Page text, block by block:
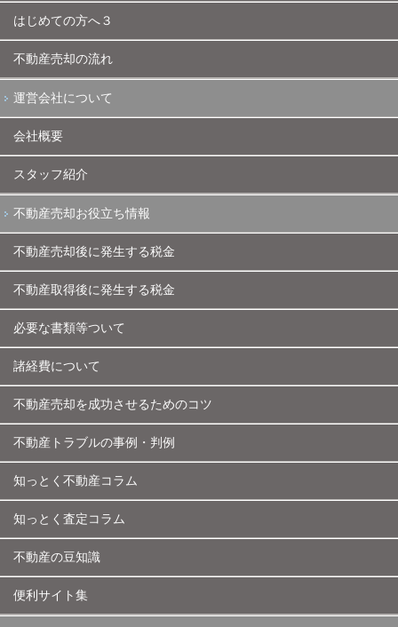
はじめての方へ３
不動産売却の流れ
運営会社について
会社概要
スタッフ紹介
不動産売却お役立ち情報
不動産売却後に発生する税金
不動産取得後に発生する税金
必要な書類等ついて
諸経費について
不動産売却を成功させるためのコツ
不動産トラブルの事例・判例
知っとく不動産コラム
知っとく査定コラム
不動産の豆知識
便利サイト集